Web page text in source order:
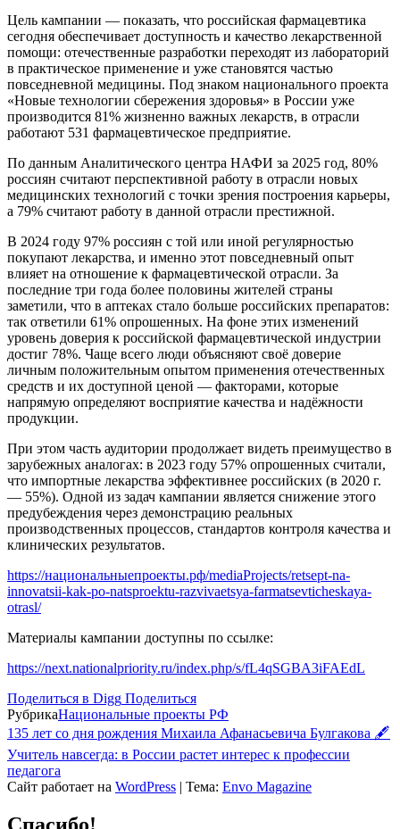
Цель кампании — показать, что российская фармацевтика
сегодня обеспечивает доступность и качество лекарственной
помощи: отечественные разработки переходят из лабораторий
в практическое применение и уже становятся частью
повседневной медицины. Под знаком национального проекта
«Новые технологии сбережения здоровья» в России уже
производится 81% жизненно важных лекарств, в отрасли
работают 531 фармацевтическое предприятие.
По данным Аналитического центра НАФИ за 2025 год, 80%
россиян считают перспективной работу в отрасли новых
медицинских технологий с точки зрения построения карьеры,
а 79% считают работу в данной отрасли престижной.
В 2024 году 97% россиян с той или иной регулярностью
покупают лекарства, и именно этот повседневный опыт
влияет на отношение к фармацевтической отрасли. За
последние три года более половины жителей страны
заметили, что в аптеках стало больше российских препаратов:
так ответили 61% опрошенных. На фоне этих изменений
уровень доверия к российской фармацевтической индустрии
достиг 78%. Чаще всего люди объясняют своё доверие
личным положительным опытом применения отечественных
средств и их доступной ценой — факторами, которые
напрямую определяют восприятие качества и надёжности
продукции.
При этом часть аудитории продолжает видеть преимущество в
зарубежных аналогах: в 2023 году 57% опрошенных считали,
что импортные лекарства эффективнее российских (в 2020 г.
— 55%). Одной из задач кампании является снижение этого
предубеждения через демонстрацию реальных
производственных процессов, стандартов контроля качества и
клинических результатов.
https://национальныепроекты.рф/mediaProjects/retsept-na-
innovatsii-kak-po-natsproektu-razvivaetsya-farmatsevticheskaya-
otrasl/
Материалы кампании доступны по ссылке:
https://next.nationalpriority.ru/index.php/s/fL4qSGBA3iFAEdL
Поделиться в Digg Поделиться
РубрикаНациональные проекты РФ
135 лет со дня рождения Михаила Афанасьевича Булгакова 🖋
Учитель навсегда: в России растет интерес к профессии
педагога
Сайт работает на WordPress | Тема: Envo Magazine
Спасибо!